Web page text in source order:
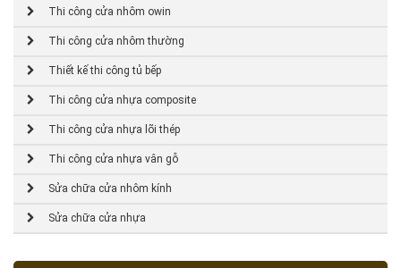
Thi công cửa nhôm owin
Thi công cửa nhôm thường
Thiết kế thi công tủ bếp
Thi công cửa nhựa composite
Thi công cửa nhựa lõi thép
Thi công cửa nhựa vân gỗ
Sửa chữa cửa nhôm kính
Sửa chữa cửa nhựa